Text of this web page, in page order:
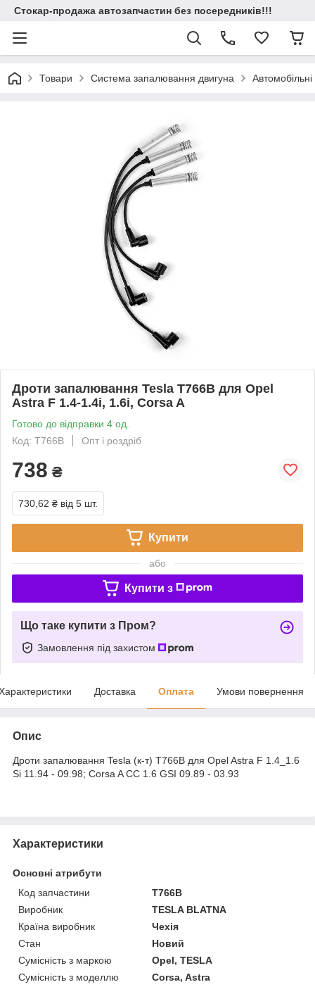
Стокар-продажа автозапчастин без посередників!!!
Товари Система запалювання двигуна
Дроти запалювання Tesla T766B для Opel
Astra F 1.4-1.4i, 1.6i, Corsa A
Готово до відправки 4 од.
Код: T766B
Опт і роздріб
738 ₴
730,62 ₴ від 5 шт.
Купити
або
Купити з
Що таке купити з Пром?
Замовлення під захистом
Доставка Оплата Умови повернення
Опис
Дроти запалювання Tesla (к-т) T766B для Opel Astra F 1.4_1.6
Si 11.94 - 09.98; Corsa A CC 1.6 GSI 09.89 - 03.93
Характеристики
Основні атрибути
Код запчастини
T766B
Виробник
TESLA BLATNA
Країна виробник
Чехія
Стан
Новий
Сумісність з маркою
Opel, TESLA
Сумісність з моделлю
Corsa, Astra